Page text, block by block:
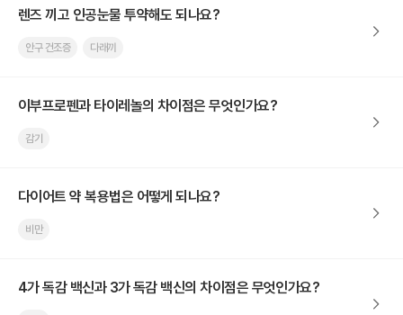
렌즈 끼고 인공눈물 투약해도 되나요?
안구 건조증 다래끼
이부프로펜과 타이레놀의 차이점은 무엇인가요?
감기
다이어트 약 복용법은 어떻게 되나요?
비만
4가 독감 백신과 3가 독감 백신의 차이점은 무엇인가요?